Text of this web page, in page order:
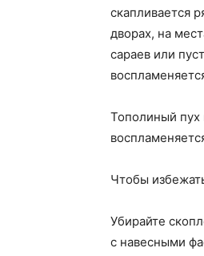
скапливается
дворах, на
сараев или
Тополиный пух
Чтобы
Убирайте
с навесными